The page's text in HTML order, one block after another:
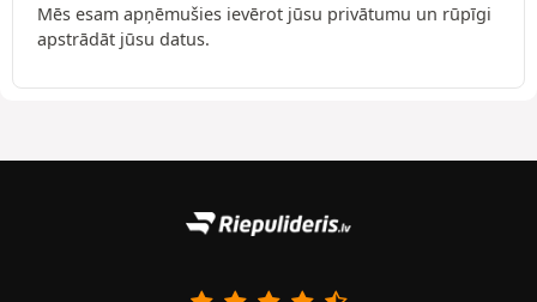
Mēs esam apņēmušies ievērot jūsu privātumu un rūpīgi
apstrādāt jūsu datus.